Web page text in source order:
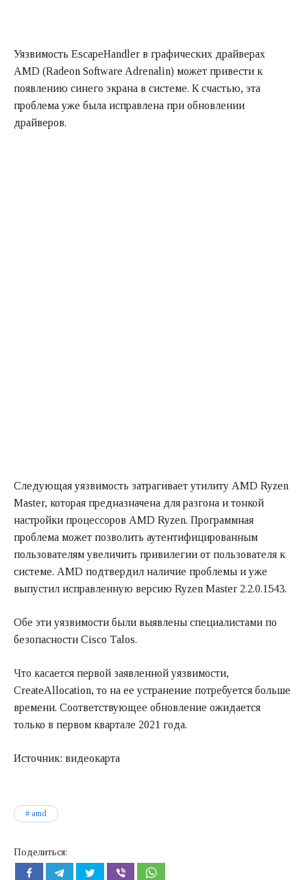
Уязвимость EscapeHandler в графических драйверах
AMD (Radeon Software Adrenalin) может привести к
появлению синего экрана в системе. К счастью, эта
проблема уже была исправлена при обновлении
драйверов.
Следующая уязвимость затрагивает утилиту AMD Ryzen
Master, которая предназначена для разгона и тонкой
настройки процессоров AMD Ryzen. Программная
проблема может позволить аутентифицированным
пользователям увеличить привилегии от пользователя к
системе. AMD подтвердил наличие проблемы и уже
выпустил исправленную версию Ryzen Master 2.2.0.1543.
Обе эти уязвимости были выявлены специалистами по
безопасности Cisco Talos.
Что касается первой заявленной уязвимости,
CreateAllocation, то на ее устранение потребуется больше
времени. Соответствующее обновление ожидается
только в первом квартале 2021 года.
Источник: видеокарта
amd
Поделиться: